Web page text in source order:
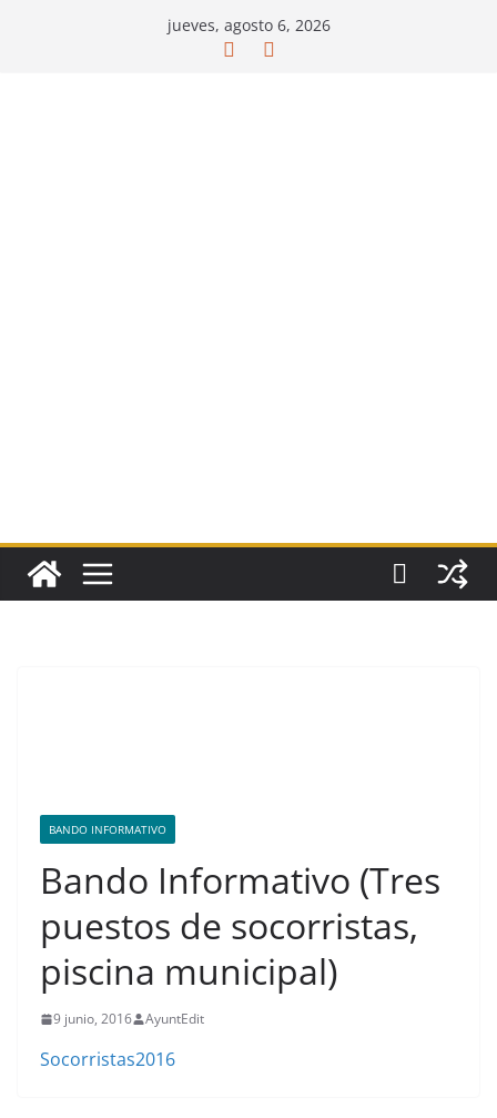
jueves, agosto 6, 2026
BANDO INFORMATIVO
Bando Informativo (Tres
puestos de socorristas,
piscina municipal)
9 junio, 2016 AyuntEdit
Socorristas2016